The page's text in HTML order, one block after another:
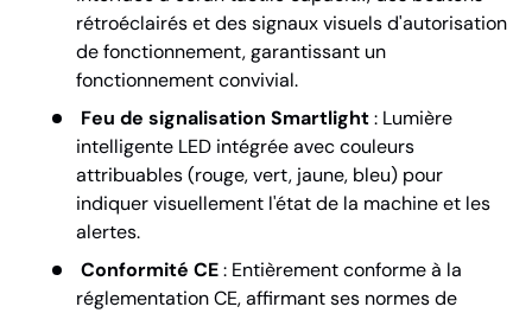
rétroéclairés et des signaux visuels d'autorisation
de fonctionnement, garantissant un
fonctionnement convivial.
Feu de signalisation Smartlight: Lumière
intelligente LED intégrée avec couleurs
attribuables (rouge, vert, jaune, bleu) pour
indiquer visuellement l'état de la machine et les
alertes.
Conformité CE: Entièrement conforme à la
réglementation CE, affirmant ses normes de